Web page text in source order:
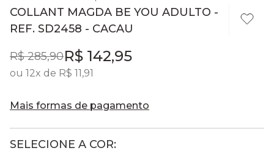
COLLANT MAGDA BE YOU ADULTO -
REF. SD2458 - CACAU
R$ 285,90R$ 142,95
ou 12x de R$ 11,91
Mais formas de pagamento